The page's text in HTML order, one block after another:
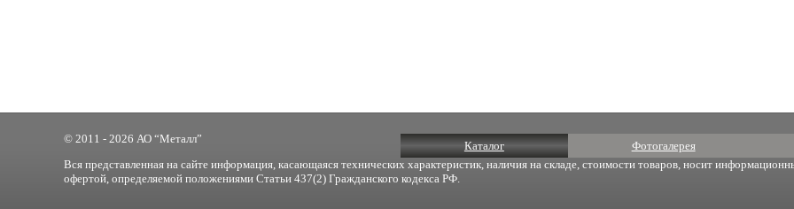
Каталог Фотогалерея
© 2011 - 2026 АО “Металл”
Вся представленная на сайте информация, касающаяся технических характеристик, наличия на складе, стоимости товаров, носит
офертой, определяемой положениями Статьи 437(2) Гражданского кодекса РФ.